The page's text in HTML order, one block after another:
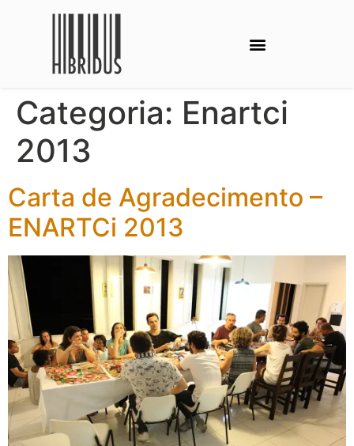
Categoria: Enartci
2013
Carta de Agradecimento –
ENARTCi 2013